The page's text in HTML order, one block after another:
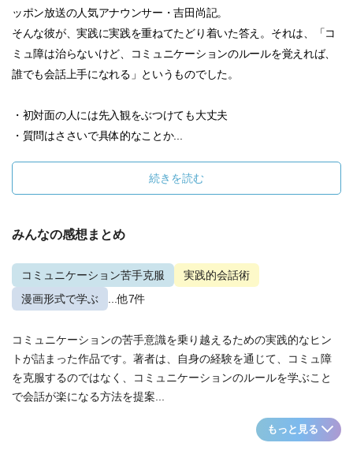
ッポン放送の人気アナウンサー・吉田尚記。
そんな彼が、実践に実践を重ねてたどり着いた答え。それは、「コ
ミュ障は治らないけど、コミュニケーションのルールを覚えれば、
誰でも会話上手になれる」というものでした。
・初対面の人には先入観をぶつけても大丈夫
・質問はささいで具体的なことか...
続きを読む
みんなの感想まとめ
コミュニケーション苦手克服
実践的会話術
漫画形式で学ぶ
...他7件
コミュニケーションの苦手意識を乗り越えるための実践的なヒン
トが詰まった作品です。著者は、自身の経験を通じて、コミュ障
を克服するのではなく、コミュニケーションのルールを学ぶこと
で会話が楽になる方法を提案...
もっと見る